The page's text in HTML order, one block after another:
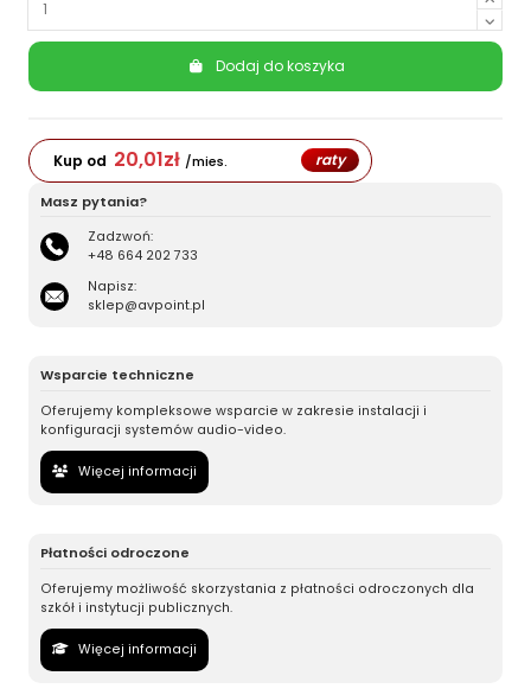
Dodaj do koszyka
Kup od 20,01zł /mies. raty
Masz pytania?
Zadzwoń:
+48 664 202 733
Napisz:
sklep@avpoint.pl
Wsparcie techniczne
Oferujemy kompleksowe wsparcie w zakresie instalacji i
konfiguracji systemów audio-video.
Więcej informacji
Płatności odroczone
Oferujemy możliwość skorzystania z płatności odroczonych dla
szkół i instytucji publicznych.
Więcej informacji